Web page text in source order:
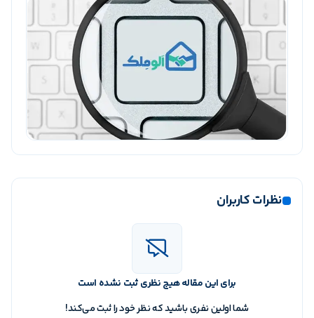
نظرات کاربران
برای این مقاله هیچ نظری ثبت نشده است
شما اولین نفری باشید که نظر خود را ثبت می‌کند!